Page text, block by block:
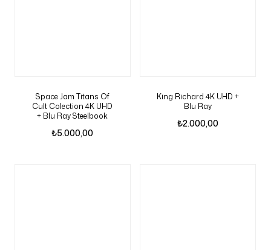
Space Jam Titans Of
Cult Colection 4K UHD
+ Blu Ray Steelbook
₺5.000,00
King Richard 4K UHD +
Blu Ray
₺2.000,00